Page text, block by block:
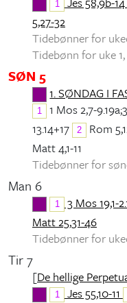
1
5,27-32
Tidebønner for
Tidebønn for uke
SØN 5
1. SØNDAG I
1 1 Mos 2,7-
13.14+17
2 Rom
Matt 4,1-11
Tidebønner for
Man 6
1 3 Mos 19,1-
Matt 25,31-46
Tidebønner for
Tir 7
[De hellige
1 Jes 55,10-11